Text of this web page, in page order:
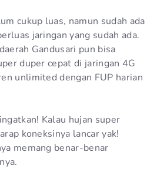
cukup luas, namun sudah ada
jaringan yang sudah ada.
Gandusari pun bisa
duper cepat di jaringan 4G
unlimited dengan FUP harian
Kalau hujan super
koneksinya lancar yak!
memang benar-benar